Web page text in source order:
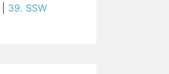
39. SSW